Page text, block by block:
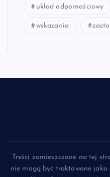
układ odpornościowy
wskazania
Treści zamieszczone na tej
nie mogą być traktowane